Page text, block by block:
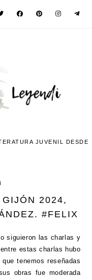
JUVENIL DESDE
2024,
#FELIX
siguieron las charlas y
estas charlas hubo
tenemos reseñadas
obras fue moderada